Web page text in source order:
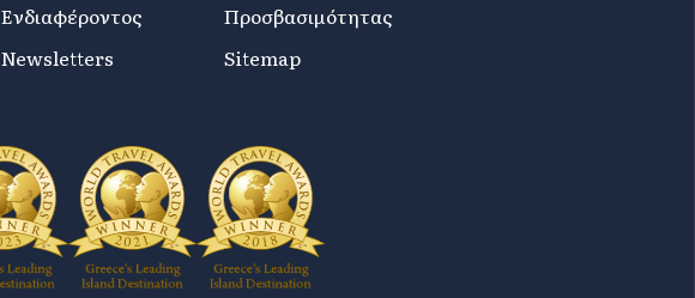
Ενδιαφέροντος
Newsletters
Προσβασιμότητας
Sitemap